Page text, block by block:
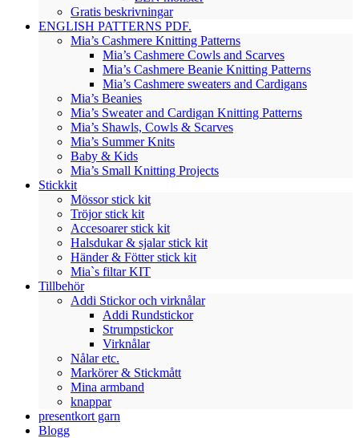
Gratis beskrivningar
ENGLISH PATTERNS PDF.
Mia’s Cashmere Knitting Patterns
Mia’s Cashmere Cowls and Scarves
Mia’s Cashmere Beanie Knitting Patterns
Mia’s Cashmere sweaters and Cardigans
Mia’s Beanies
Mia’s Sweater and Cardigan Knitting Patterns
Mia’s Shawls, Cowls & Scarves
Mia’s Summer Knits
Baby & Kids
Mia’s Small Knitting Projects
Stickkit
Mössor stick kit
Tröjor stick kit
Accesoarer stick kit
Halsdukar & sjalar stick kit
Händer & Fötter stick kit
Mia`s filtar KIT
Tillbehör
Addi Stickor och virknålar
Addi Rundstickor
Strumpstickor
Virknålar
Nålar etc.
Markörer & Stickmått
Mina armband
knappar
presentkort garn
Blogg